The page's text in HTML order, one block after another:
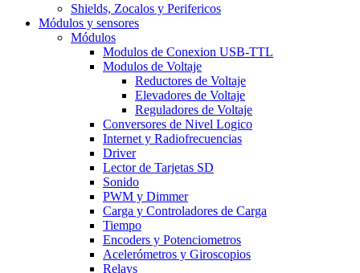
Shields, Zocalos y Perifericos
Módulos y sensores
Módulos
Modulos de Conexion USB-TTL
Modulos de Voltaje
Reductores de Voltaje
Elevadores de Voltaje
Reguladores de Voltaje
Conversores de Nivel Logico
Internet y Radiofrecuencias
Driver
Lector de Tarjetas SD
Sonido
PWM y Dimmer
Carga y Controladores de Carga
Tiempo
Encoders y Potenciometros
Acelerómetros y Giroscopios
Relays